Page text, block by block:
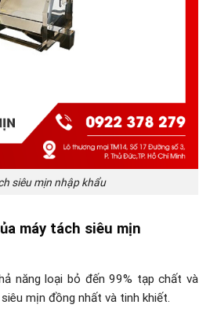
siêu mịn nhập khẩu
máy tách siêu mịn
năng loại bỏ đến 99% tạp chất và
mịn đồng nhất và tinh khiết.